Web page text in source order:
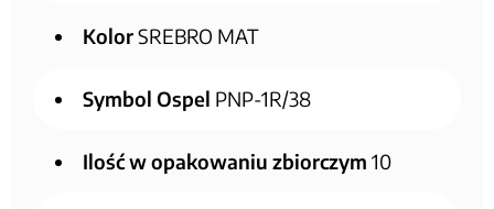
KolorSREBRO MAT
Symbol Ospel PNP-1R/38
Ilość w opakowaniu zbiorczym 10